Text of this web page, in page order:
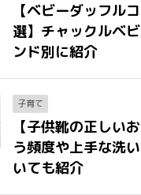
【ベビーダッフル
選】チャックルベ
ンド別に紹介
子育て
【子供靴の正しい
う頻度や上手な洗
いても紹介